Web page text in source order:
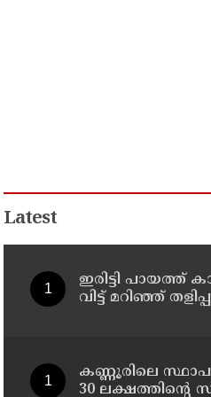
Latest
ഇരിട്ടി പായത്ത്
വിട്ട് മറിഞ്ഞ്
കണ്ണൂരിലെ
30 ലക്ഷത്തിന്റെ